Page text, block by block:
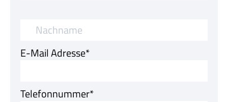
E-Mail Adresse*
Telefonnummer*